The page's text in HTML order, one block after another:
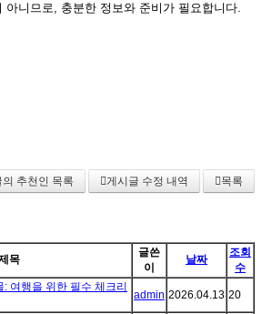
아니므로, 충분한 정보와 준비가 필요합니다.
의 추천인 목록 게시글 수정 내역 목록
목
글쓴
이
날짜
조회
수
여행을 위한 필수 체크리
admin 2026.04.13 20